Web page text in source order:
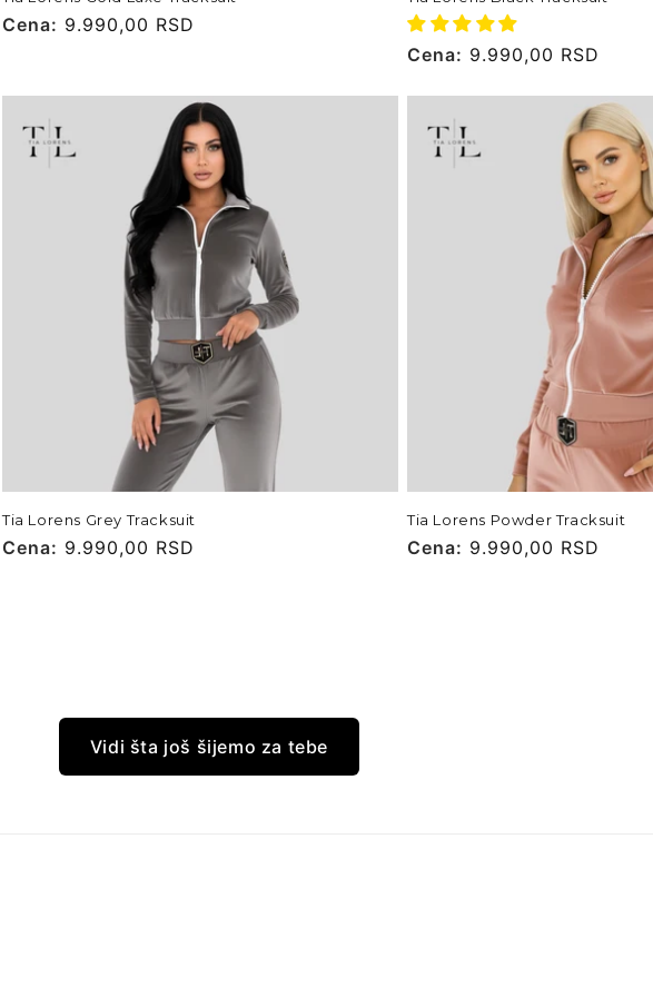
Cena
Cena: 9.990,00 RSD
Cena
Cena: 9.990,00 RSD
Tia Lorens Grey Tracksuit
Cena
Cena: 9.990,00 RSD
Tia Lorens Powder Tracksuit
Cena
Cena: 9.990,00 RSD
Vidi šta još šijemo za tebe